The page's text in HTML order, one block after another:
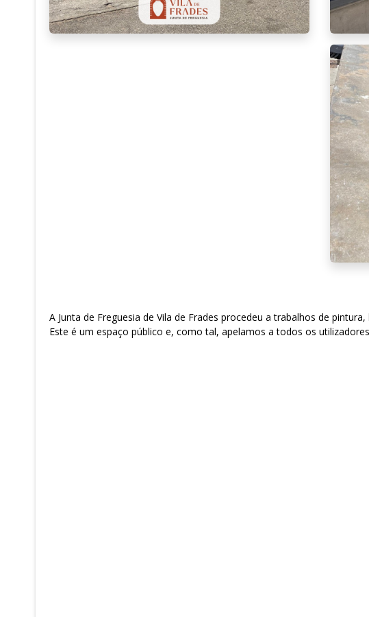
A Junta de Freguesia de Vila de Frades procedeu a trabalhos de
Este é um espaço público e, como tal, apelamos a todos os